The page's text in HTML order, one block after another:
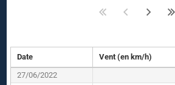
Date Vent (en km/h)
27/06/2022